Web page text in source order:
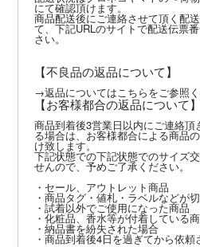
にて確認頂けます。
商品配送後にご連絡させて頂く配
て、下記URLのサイトで配送伝票
さい。
【不良品の返品について】
→返品についてはこちらをご参照く
【お客様都合の返品について】
商品到着後3営業日以内にご連絡
る場合は、お客様都合による商品
け致します。
下記状態での下記状態でのサイズ
せんので、予めご了承ください。
・セール、アウトレット商品
・商品タグ・値札・ラベルなどが
・試着以外でご使用になった商品
・化粧品、香水等が付着している
・納品書を紛失された場合
・商品到着後4日を過ぎてから依頼